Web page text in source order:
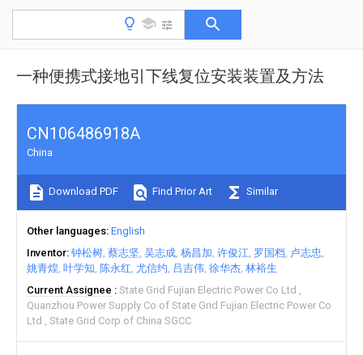
一种便携式接地引下线复位安装装置及方法
CN106486918A
China
Download PDF Find Prior Art Similar
Other languages English
Inventor 钟松树 蔡志坚 吴志成 杨昌加 许俊江 罗国档 卢志忠
姚青煌 叶学知 陈永红 尤信约 吕吉伟 徐华杰 林裕生
Current Assignee
State Grid Fujian Electric Power Co Ltd
Quanzhou Power Supply Co of State Grid Fujian Electric Power Co
Ltd
State Grid Corp of China SGCC